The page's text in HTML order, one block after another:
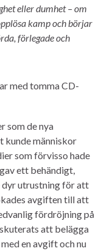
eller dumhet – om
kamp och börjar
förlegade och
som de nya
kunde människor
som förvisso hade
ett behändigt,
utrustning för att
avgiften till att
fördröjning på
att belägga
en avgift och nu